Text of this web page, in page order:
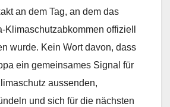
an dem Tag, an dem das
Klimaschutzabkommen offiziell
wurde. Kein Wort davon, dass
ein gemeinsames Signal für
aussenden,
und sich für die nächsten